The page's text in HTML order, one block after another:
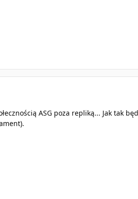
ASG poza repliką... Jak tak